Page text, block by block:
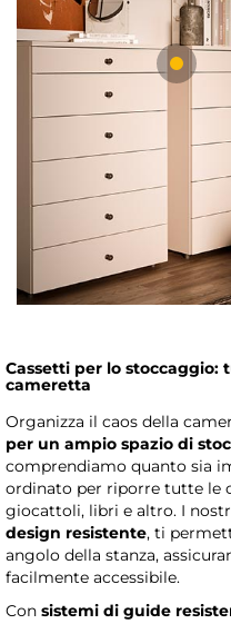
Cassetti per lo stoccaggio:
cameretta
Organizza il caos della
per un ampio spazio di
comprendiamo quanto sia
ordinato per riporre tutte le
giocattoli, libri e altro. I
design resistente, ti
angolo della stanza,
facilmente accessibile.
Con sistemi di guide